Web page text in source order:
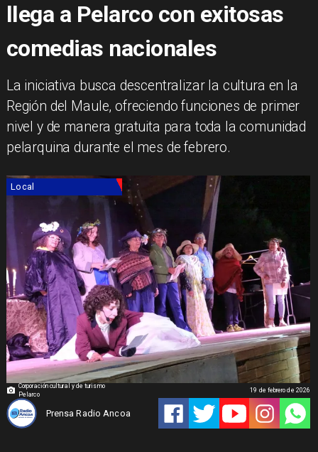
llega a Pelarco con exitosas
comedias nacionales
​La iniciativa busca descentralizar la cultura en la
Región del Maule, ofreciendo funciones de primer
nivel y de manera gratuita para toda la comunidad
pelarquina durante el mes de febrero.
Corporación cultural y de turismo
Pelarco
Local
Prensa Radio Ancoa
19 de febrero de 2026